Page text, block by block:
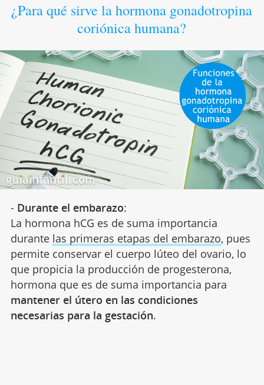
¿Para qué sirve la hormona gonadotropina
coriónica humana?
- Durante el embarazo:
La hormona hCG es de suma importancia
durante las primeras etapas del embarazo, pues
permite conservar el cuerpo lúteo del ovario, lo
que propicia la producción de progesterona,
hormona que es de suma importancia para
mantener el útero en las condiciones
necesarias para la gestación.